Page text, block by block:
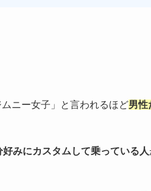
ニー女子」と言われるほど男性
好みにカスタムして乗っている人